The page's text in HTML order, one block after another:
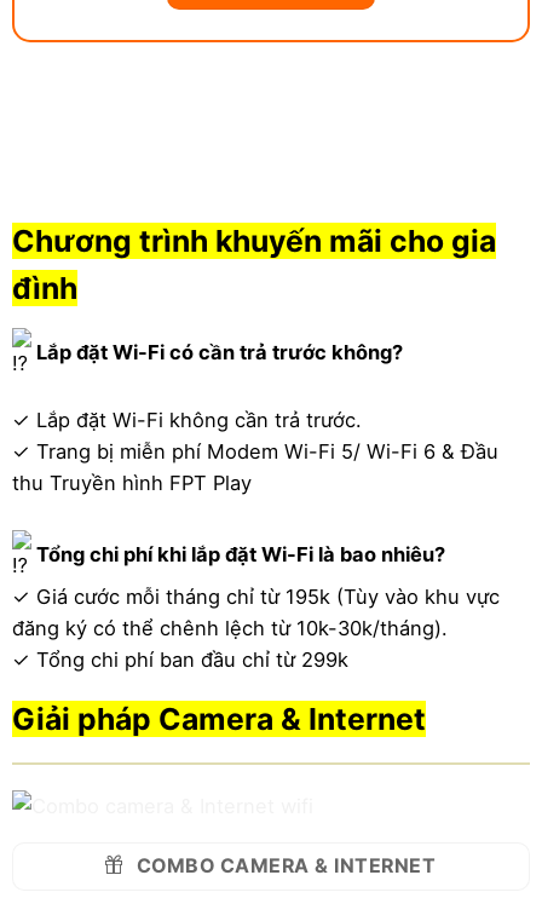
Chương trình khuyến mãi cho gia
đình
Lắp đặt Wi-Fi có cần trả trước không?
✓ Lắp đặt Wi-Fi không cần trả trước.
✓ Trang bị miễn phí Modem Wi-Fi 5/ Wi-Fi 6 & Đầu
thu Truyền hình FPT Play
Tổng chi phí khi lắp đặt Wi-Fi là bao nhiêu?
✓ Giá cước mỗi tháng chỉ từ 195k (Tùy vào khu vực
đăng ký có thể chênh lệch từ 10k-30k/tháng).
✓ Tổng chi phí ban đầu chỉ từ 299k
Giải pháp Camera & Internet
COMBO CAMERA & INTERNET